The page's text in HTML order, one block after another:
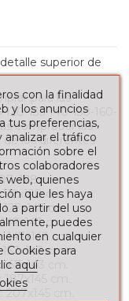
superior de
para las
135-140-150-160-
comprobar las
de los diferentes
cm
cm.
cm
cm.
cm.
cm.
cm.
cm.
cm.
con la finalidad
y los anuncios
tus preferencias,
el tráfico
sobre el
colaboradores
web, quienes
que les haya
a partir del uso
puedes
en cualquier
para
aquí